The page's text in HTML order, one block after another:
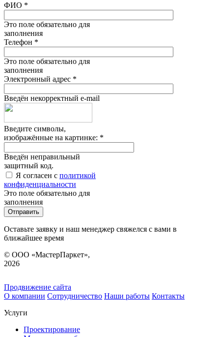
ФИО *
Это поле обязательно для
заполнения
Телефон *
Это поле обязательно для
заполнения
Электронный адрес *
Введён некорректный e-mail
Введите символы,
изображённые на картинке: *
Введён неправильный
защитный код.
Я согласен с политикой
конфиденциальности
Это поле обязательно для
заполнения
Оставьте заявку и наш менеджер свяжелся с вами в
ближайшее время
© ООО «МастерПаркет»,
2026
Продвижение сайта
О компании Сотрудничество Наши работы Контакты
Услуги
Проектирование